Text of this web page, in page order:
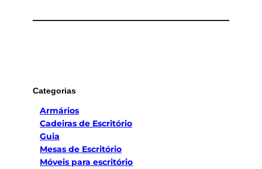
Categorias
Armários
Cadeiras de Escritório
Guia
Mesas de Escritório
Móveis para escritório